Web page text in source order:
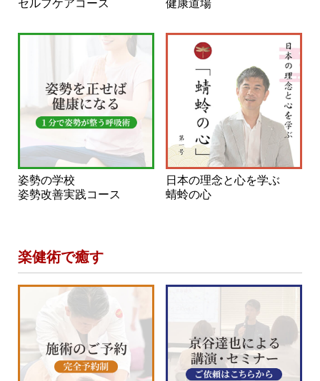
姿勢の学校
姿勢改善実践コース
日本の理念と心を学ぶ
蜻蛉の心
楽健術で癒す